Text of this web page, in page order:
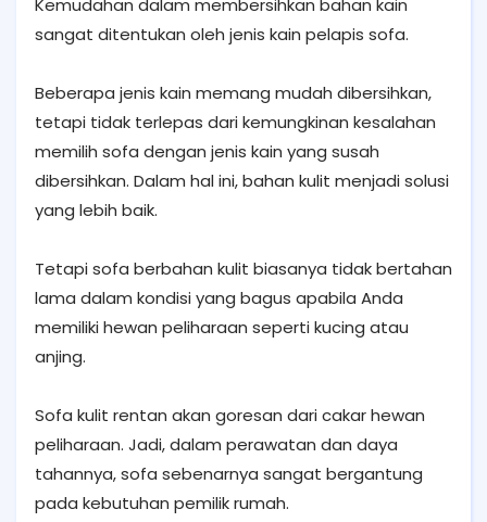
Kemudahan dalam membersihkan bahan kain
sangat ditentukan oleh jenis kain pelapis sofa.
Beberapa jenis kain memang mudah dibersihkan,
tetapi tidak terlepas dari kemungkinan kesalahan
memilih sofa dengan jenis kain yang susah
dibersihkan. Dalam hal ini, bahan kulit menjadi solusi
yang lebih baik.
Tetapi sofa berbahan kulit biasanya tidak bertahan
lama dalam kondisi yang bagus apabila Anda
memiliki hewan peliharaan seperti kucing atau
anjing.
Sofa kulit rentan akan goresan dari cakar hewan
peliharaan. Jadi, dalam perawatan dan daya
tahannya, sofa sebenarnya sangat bergantung
pada kebutuhan pemilik rumah.